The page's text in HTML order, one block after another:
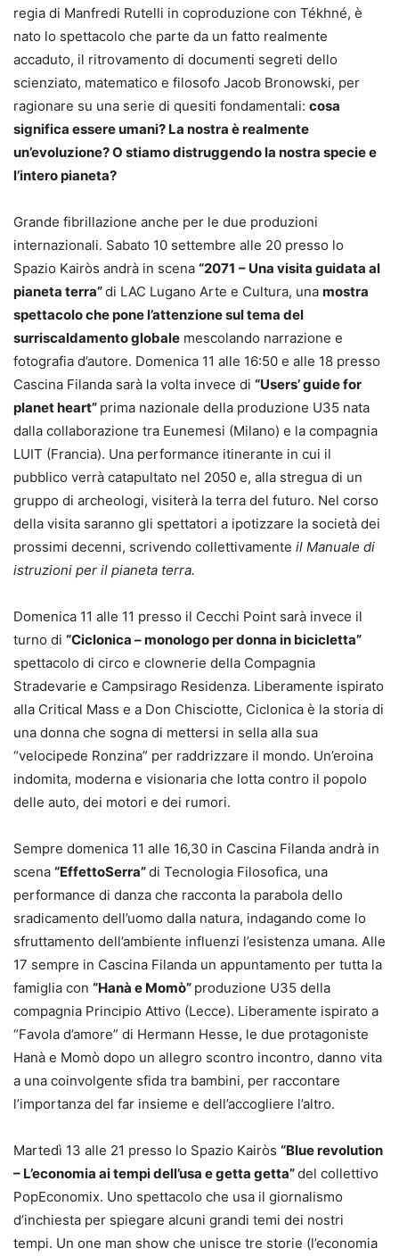
regia di Manfredi Rutelli in coproduzione con Tékhné, è
nato lo spettacolo che parte da un fatto realmente
accaduto, il ritrovamento di documenti segreti dello
scienziato, matematico e filosofo Jacob Bronowski, per
ragionare su una serie di quesiti fondamentali: cosa
significa essere umani? La nostra è realmente
un’evoluzione? O stiamo distruggendo la nostra specie e
l’intero pianeta?
Grande fibrillazione anche per le due produzioni
internazionali. Sabato 10 settembre alle 20 presso lo
Spazio Kairòs andrà in scena “2071 – Una visita guidata al
pianeta terra”di LAC Lugano Arte e Cultura, una mostra
spettacolo che pone l’attenzione sul tema del
surriscaldamento globale mescolando narrazione e
fotografia d’autore. Domenica 11 alle 16:50 e alle 18 presso
Cascina Filanda sarà la volta invece di “Users’ guide for
planet heart” prima nazionale della produzione U35 nata
dalla collaborazione tra Eunemesi (Milano) e la compagnia
LUIT (Francia). Una performance itinerante in cui il
pubblico verrà catapultato nel 2050 e, alla stregua di un
gruppo di archeologi, visiterà la terra del futuro. Nel corso
della visita saranno gli spettatori a ipotizzare la società dei
prossimi decenni, scrivendo collettivamente il Manuale di
istruzioni per il pianeta terra.
Domenica 11 alle 11 presso il Cecchi Point sarà invece il
turno di “Ciclonica – monologo per donna in bicicletta”
spettacolo di circo e clownerie della Compagnia
Stradevarie e Campsirago Residenza. Liberamente ispirato
alla Critical Mass e a Don Chisciotte, Ciclonica è la storia di
una donna che sogna di mettersi in sella alla sua
“velocipede Ronzina” per raddrizzare il mondo. Un’eroina
indomita, moderna e visionaria che lotta contro il popolo
delle auto, dei motori e dei rumori.
Sempre domenica 11 alle 16,30 in Cascina Filanda andrà in
scena “EffettoSerra”di Tecnologia Filosofica, una
performance di danza che racconta la parabola dello
sradicamento dell’uomo dalla natura, indagando come lo
sfruttamento dell’ambiente influenzi l’esistenza umana. Alle
17 sempre in Cascina Filanda un appuntamento per tutta la
famiglia con “Hanà e Momò” produzione U35 della
compagnia Principio Attivo (Lecce). Liberamente ispirato a
“Favola d’amore” di Hermann Hesse, le due protagoniste
Hanà e Momò dopo un allegro scontro incontro, danno vita
a una coinvolgente sfida tra bambini, per raccontare
l’importanza del far insieme e dell’accogliere l’altro.
Martedì 13 alle 21 presso lo Spazio Kairòs “Blue revolution
– L’economia ai tempi dell’usa e getta getta”del collettivo
PopEconomix. Uno spettacolo che usa il giornalismo
d’inchiesta per spiegare alcuni grandi temi dei nostri
tempi. Un one man show che unisce tre storie (l’economia